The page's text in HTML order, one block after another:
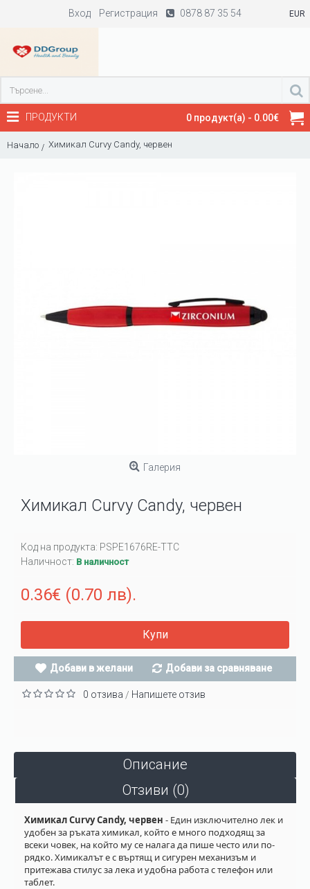
Вход Регистрация 0878 87 35 54 EUR
0 продукт(а) - 0.00€
ПРОДУКТИ
Начало Химикал Curvy Candy, червен
Галерия
Химикал Curvy Candy, червен
Код на продукта: PSPE1676RE-TTC
Наличност: В наличност
0.36€ (0.70 лв).
Купи
Добави в желани Добави за сравняване
0 отзива / Напишете отзив
Описание
Отзиви (0)
Химикал Curvy Candy, червен - Един изключително лек и
удобен за ръката химикал, който е много подходящ за
всеки човек, на който му се налага да пише често или по-
рядко. Химикалът е с въртящ и сигурен механизъм и
притежава стилус за лека и удобна работа с телефон или
таблет.